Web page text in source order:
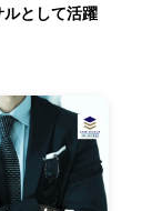
として活躍